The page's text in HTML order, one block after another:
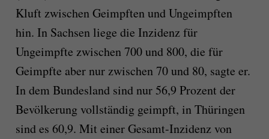
Kluft zwischen Geimpften und Ungeimpften
hin. In Sachsen liege die Inzidenz für
Ungeimpfte zwischen 700 und 800, die für
Geimpfte aber nur zwischen 70 und 80, sagte er.
In dem Bundesland sind nur 56,9 Prozent der
Bevölkerung vollständig geimpft, in Thüringen
sind es 60,9. Mit einer Gesamt-Inzidenz von